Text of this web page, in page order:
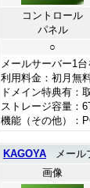
コントロール
パネル
○
メールサーバー1
利用料金：初月無
ドメイン特典有：
ストレージ容量：
機能（その他）：
KAGOYA メール
画像